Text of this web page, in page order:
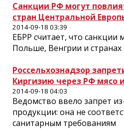
Санкции РФ могут
стран Центральной
2014-09-18 03:39
ЕБРР считает, что санкции
Польше, Венгрии и
Россельхознадзор
Киргизию через РФ мясо
2014-09-18 04:03
Ведомство ввело запрет
продукции: она не
санитарным требованиям